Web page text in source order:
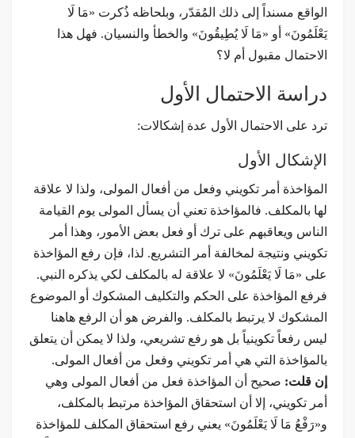
الواقع مسنداً إلى ذلك المُقدّر، وبلحاظه ذُكرت «مَا لَا
يَعْلَمُونَ» أو «مَا لَا يُطِيقُونَ» والخطأ والنسيان. فهل هذا
الاحتمال مقبول أم لا؟
دراسة الاحتمال الأول
ترد على الاحتمال الأول عدة إشكالات:
الإشكال الأول
المؤاخذة أمر تكويني وفعل من أفعال المولى، ولذا لا علاقة
لها بالمكلف. فالمؤاخذة تعني أن يسأل المولى يوم القيامة
الناس ويعاقبهم على ترك أو فعل بعض الأمور، وهذا أمر
تكويني ونتيجة لمخالفة أمر التشريع. لذا، فإن رفع المؤاخذة
على «مَا لَا يَعْلَمُونَ» لا علاقة له بالمكلف لكي يذكره النبي.
فرفع المؤاخذة على الحكم والتكليف المشكوك أو الموضوع
المشكوك لا يرتبط بالمكلف. والفرض هو أن الرفع هاهنا
ليس رفعاً تكوينياً بل هو رفع تشريعي، ولذا لا يمكن أن يتعلق
بالمؤاخذة التي هي أمر تكويني وفعل من أفعال المولى.
إن قلت: صحيح أن المؤاخذة فعل من أفعال المولى وهي
أمر تكويني، إلا أن استحقاق المؤاخذة مرتبط بالمكلف،
و«رَفْعُ مَا لَا يَعْلَمُونَ» يعني رفع استحقاق المكلف للمؤاخذة